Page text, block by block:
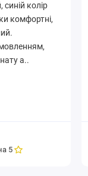
колір
комфортні,
а..
5